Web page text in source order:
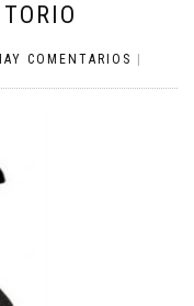
COMENTARIOS